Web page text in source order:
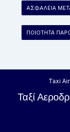
ΑΣΦΑΛΕΙΑ
ΠΟΙΟΤΗΤΑ
Taxi
Ταξί